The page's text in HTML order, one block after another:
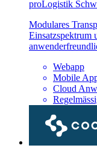
proLogistik
Modulares
Einsatzspektrum
Webapp
Mobile
Cloud